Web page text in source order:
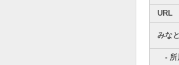
URL
みな
- 所